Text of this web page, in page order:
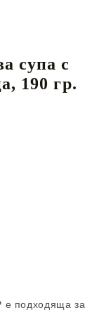
супа с
190 гр.
е подходяща за